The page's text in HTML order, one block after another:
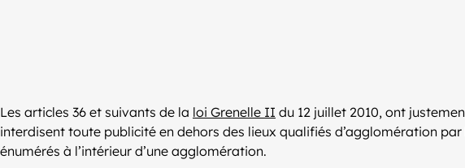
Les articles 36 et suivants de la loi Grenelle II du 12 juillet 2010, ont
interdisent toute publicité en dehors des lieux qualifiés d’agglomération
énumérés à l’intérieur d’une agglomération.